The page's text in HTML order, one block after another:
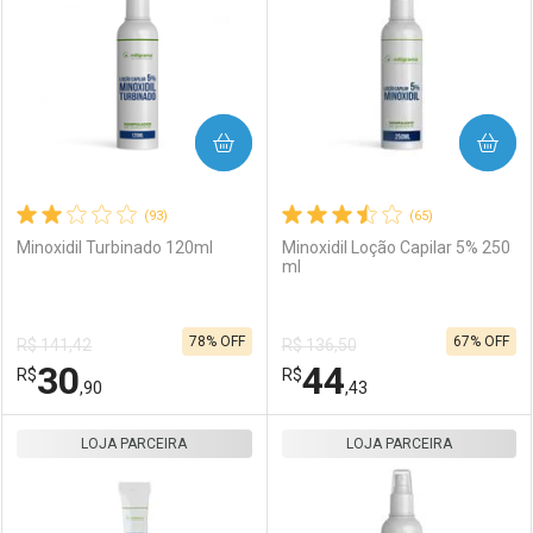
(93)
Minoxidil Turbinado 120ml
R$ 141,42
R$30,90
78% OFF
COMPRAR
Laboratório
Por Menos
(65)
Minoxidil Loção Capilar 5% 250
ml
R$ 136,50
R$44,43
67% OFF
COMPRAR
Laboratório
Por Menos
LOJA PARCEIRA LOJA PARCEIRA